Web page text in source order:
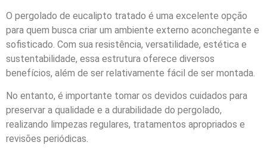
O pergolado de eucalipto tratado é uma excelente opção
para quem busca criar um ambiente externo aconchegante e
sofisticado. Com sua resistência, versatilidade, estética e
sustentabilidade, essa estrutura oferece diversos
benefícios, além de ser relativamente fácil de ser montada.
No entanto, é importante tomar os devidos cuidados para
preservar a qualidade e a durabilidade do pergolado,
realizando limpezas regulares, tratamentos apropriados e
revisões periódicas.